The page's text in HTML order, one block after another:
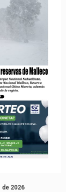
de 2026